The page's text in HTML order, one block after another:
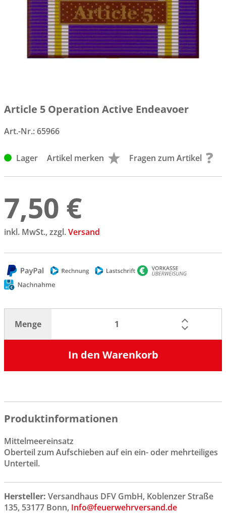
Article 5 Operation Active Endeavoer
Art.-Nr.:65966
Lager Artikel merken Fragen zum Artikel
7,50 €
inkl. MwSt., zzgl.Versand
Menge
In den Warenkorb
Produktinformationen
Mittelmeereinsatz
Oberteil zum Aufschieben auf ein ein- oder mehrteiliges
Unterteil.
Hersteller: Versandhaus DFV GmbH, Koblenzer Straße
135, 53177 Bonn, Info@feuerwehrversand.de